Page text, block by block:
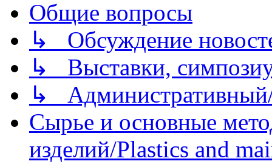
Общие вопросы
↳ Обсуждение
↳ Выставки,
↳
Сырье и основные
изделий/Plastics and